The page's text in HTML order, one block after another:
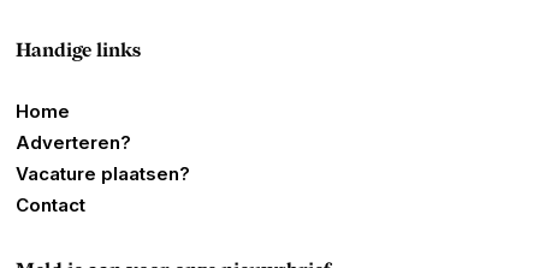
Handige links
Home
Adverteren?
Vacature plaatsen?
Contact